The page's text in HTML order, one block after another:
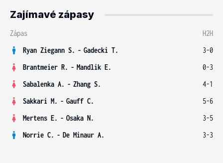
Zajímavé zápasy
Zápas
H2H
Ryan Ziegann S. - Gadecki T.
3-0
Brantmeier R. - Mandlik E.
0-3
Sabalenka A. - Zhang S.
4-1
Sakkari M. - Gauff C.
5-6
Mertens E. - Osaka N.
3-5
Norrie C. - De Minaur A. 3-3